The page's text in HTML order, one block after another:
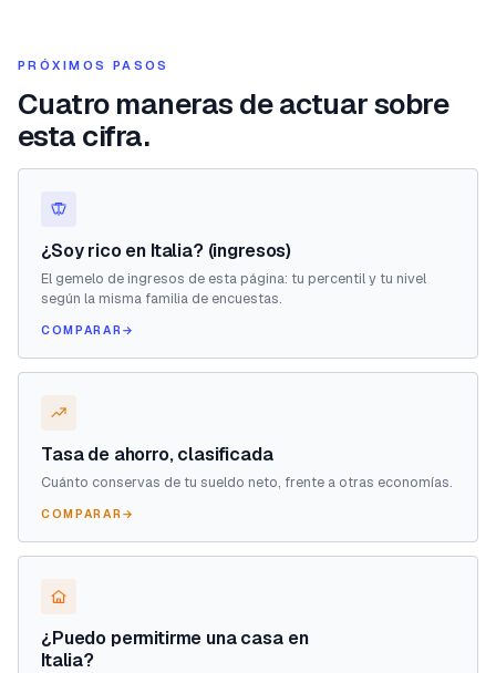
PRÓXIMOS PASOS
Cuatro maneras de actuar sobre
esta cifra.
¿Soy rico en Italia? (ingresos)
El gemelo de ingresos de esta página: tu percentil y tu nivel
según la misma familia de encuestas.
COMPARAR→
Tasa de ahorro, clasificada
Cuánto conservas de tu sueldo neto, frente a otras economías.
COMPARAR→
¿Puedo permitirme una casa en
Italia?